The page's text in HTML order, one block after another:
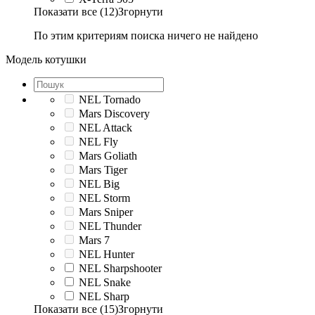
Показати все (12)Згорнути
По этим критериям поиска ничего не найдено
Модель котушки
NEL Tornado
Mars Discovery
NEL Attack
NEL Fly
Mars Goliath
Mars Tiger
NEL Big
NEL Storm
Mars Sniper
NEL Thunder
Mars 7
NEL Hunter
NEL Sharpshooter
NEL Snake
NEL Sharp
Показати все (15)Згорнути